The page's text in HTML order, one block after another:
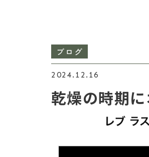
ブログ
2024.12.16
乾燥の時期